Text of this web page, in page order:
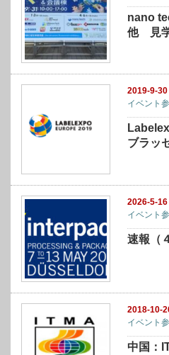
nano
他 見
2019-9-30
イベント
ブラッ
2026-5-16
イベント
速報（
2018-10-
イベント
中国：